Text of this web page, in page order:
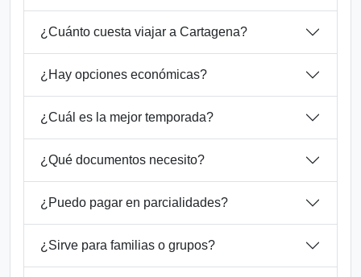
¿Cuánto cuesta viajar a Cartagena?
¿Hay opciones económicas?
¿Cuál es la mejor temporada?
¿Qué documentos necesito?
¿Puedo pagar en parcialidades?
¿Sirve para familias o grupos?